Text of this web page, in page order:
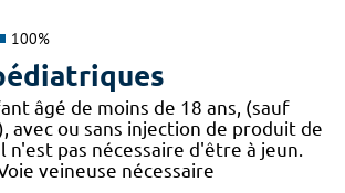
100%
âgé de moins de 18 ans, (sauf
avec ou sans injection de produit de
n'est pas nécessaire d'être à jeun.
veineuse nécessaire